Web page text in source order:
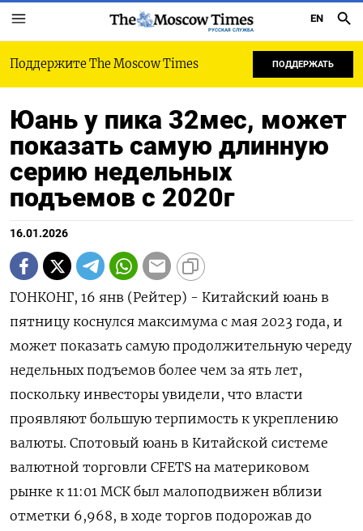
РУССКАЯ СЛУЖБА
EN
Поддержите The Moscow Times ПОДДЕРЖАТЬ
Юань у пика 32мес, может
показать самую длинную
серию недельных
подъемов с 2020г
16.01.2026
ГОНКОНГ, 16 янв (Рейтер) - Китайский юань в
пятницу коснулся максимума с мая 2023 года, и
может показать самую продолжительную ⁠череду
недельных подъемов более чем за ять лет,
поскольку инвесторы увидели, что власти
проявляют большую терпимость к укреплению
валюты. Спотовый ⁠юань в Китайской ​системе
валютной торговли CFETS ⁠на материковом
рынке к 11:01 МСК был малоподвижен вблизи
отметки​ ⁠6,968​, в ходе торгов подорожав до